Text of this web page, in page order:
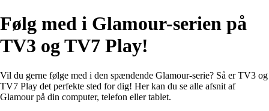
Følg med i Glamour-serien på
TV3 og TV7 Play!
Vil du gerne følge med i den spændende Glamour-serie? Så er TV3 og
TV7 Play det perfekte sted for dig! Her kan du se alle afsnit af
Glamour på din computer, telefon eller tablet.